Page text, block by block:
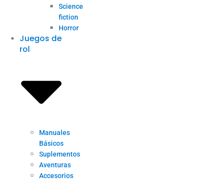
Science
fiction
Horror
Juegos de
rol
Manuales
Básicos
Suplementos
Aventuras
Accesorios